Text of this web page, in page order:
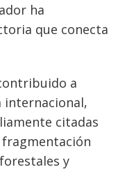
ha
que conecta
a
internacional,
citadas
y